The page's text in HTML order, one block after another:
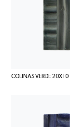
COLINAS VERDE 20X10